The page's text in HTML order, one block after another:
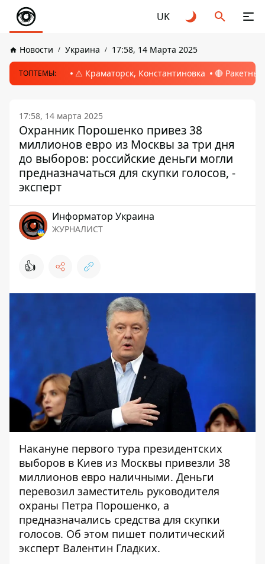
UK
Новости Украина 17:58, 14 Марта 2025
ТОПТЕМЫ: ⚠️ Краматорск, Константиновка 🔴
17:58, 14 марта 2025
Охранник Порошенко привез 38
миллионов евро из Москвы за три дня
до выборов: российские деньги могли
предназначаться для скупки голосов, -
эксперт
Информатор Украина
ЖУРНАЛИСТ
👍
Накануне первого тура президентских
выборов в Киев из Москвы привезли 38
миллионов евро наличными. Деньги
перевозил заместитель руководителя
охраны Петра Порошенко, а
предназначались средства для скупки
голосов. Об этом пишет политический
эксперт Валентин Гладких.